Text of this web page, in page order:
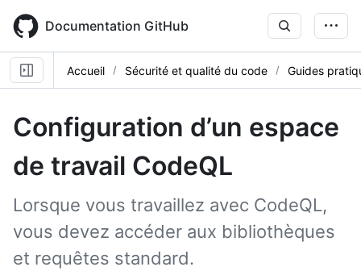
main
content
Documentation GitHub
Accueil Sécurité et qualité du code Guides
Configuration d’un espace
de travail CodeQL
Lorsque vous travaillez avec CodeQL,
vous devez accéder aux bibliothèques
et requêtes standard.